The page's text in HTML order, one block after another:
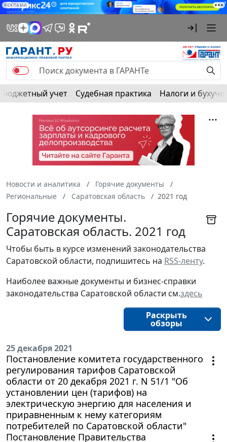
РЕКЛАМА
Бюджетный учет Судебная практика Налоги и
Новости и аналитика
Горячие документы
Региональные
Саратовская область 2021 год
Горячие документы.
Саратовская область. 2021 год
Чтобы быть в курсе изменений законодательства
Саратовской области, подпишитесь на RSS-ленту.
Наиболее важные документы и бизнес-справки
законодательства Саратовской области см.здесь
Раскрыть
обзоры
25 декабря 2021
Постановление комитета государственного
регулирования тарифов Саратовской
области от 20 декабря 2021 г. N 51/1 "Об
установлении цен (тарифов) на
электрическую энергию для населения и
приравненным к нему категориям
потребителей по Саратовской области"
Постановление Правительства